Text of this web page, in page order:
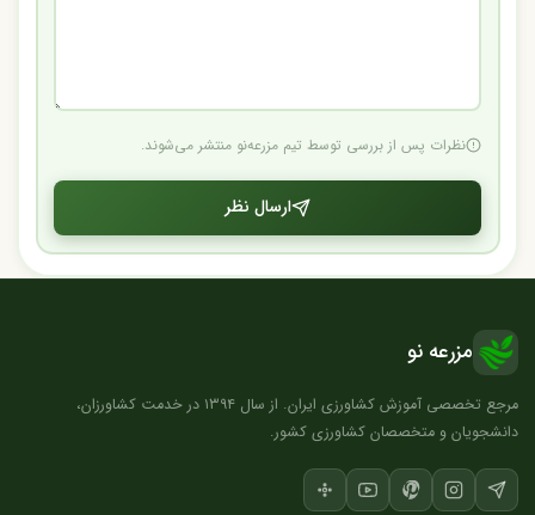
نظرات پس از بررسی توسط تیم مزرعه‌نو منتشر می‌شوند.
ارسال نظر
مزرعه نو
مرجع تخصصی آموزش کشاورزی ایران. از سال ۱۳۹۴ در خدمت کشاورزان،
دانشجویان و متخصصان کشاورزی کشور.